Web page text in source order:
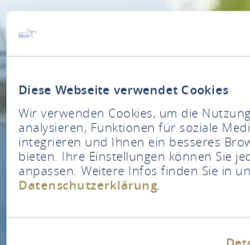
Diese Webseite verwendet Cookies
Wir verwenden Cookies, um die
analysieren, Funktionen für soziale
integrieren und Ihnen ein besseres
bieten. Ihre Einstellungen können Sie
anpassen. Weitere Infos finden Sie in
Datenschutzerklärung.